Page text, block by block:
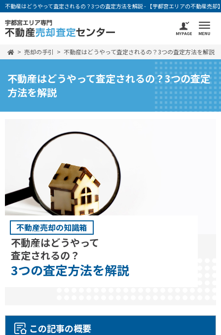
不動産はどうやって査定されるの？3つの査定方法を解説 - 【宇都宮エリアの不動産売却
売却の手引 不動産はどうやって査定されるの？3つの査定方法を解説
不動産はどうやって査定されるの？3つの査定
方法を解説
不動産売却の知識箱
不動産はどうやって
査定されるの？
3つの査定方法を解説
この記事の概要